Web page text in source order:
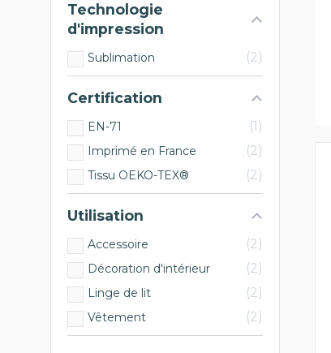
Technologie
d'impression
Sublimation 2
Certification
EN-71 1
Imprimé en France 2
Tissu OEKO-TEX® 2
Utilisation
Accessoire 2
Décoration d'intérieur 2
Linge de lit 2
Vêtement 2